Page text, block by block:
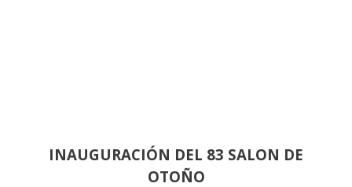
INAUGURACIÓN DEL 83 SALON DE
OTOÑO